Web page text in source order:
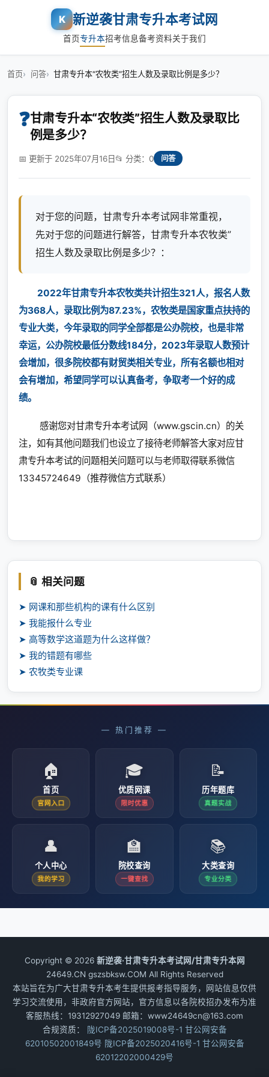
K 新逆袭甘肃专升本考试网
首页专升本招考信息备考资料关于我们
首页 问答 甘肃专升本“农牧类”招生人数及录取比例是多少？
❓甘肃专升本“农牧类”招生人数及录取比
例是多少？
📅 更新于 2025年07月16日📂 分类：0 问答
对于您的问题，甘肃专升本考试网非常重视，
先对于您的问题进行解答，甘肃专升本农牧类”
招生人数及录取比例是多少？：
2022年甘肃专升本农牧类共计招生321人，报名人数
为368人，录取比例为87.23%，农牧类是国家重点扶持的
专业大类，今年录取的同学全部都是公办院校，也是非常
幸运，公办院校最低分数线184分，2023年录取人数预计
会增加，很多院校都有财贸类相关专业，所有名额也相对
会有增加，希望同学可以认真备考，争取考一个好的成
绩。
感谢您对甘肃专升本考试网（www.gscin.cn）的关
注，如有其他问题我们也设立了接待老师解答大家对应甘
肃专升本考试的问题相关问题可以与老师取得联系微信
13345724649（推荐微信方式联系）
📎 相关问题
➤ 网课和那些机构的课有什么区别
➤ 我能报什么专业
➤ 高等数学这道题为什么这样做？
➤ 我的错题有哪些
➤ 农牧类专业课
— 热门推荐 —
🏠
首页
官网入口
🎓
优质网课
限时优惠
📝
历年题库
真题实战
👤
个人中心
我的学习
🏫
院校查询
一键查找
📚
大类查询
专业分类
Copyright © 2026 新逆袭·甘肃专升本考试网/甘肃专升本网
24649.CN gszsbksw.COM All Rights Reserved
本站旨在为广大甘肃专升本考生提供报考指导服务，网站信息仅供
学习交流使用，非政府官方网站，官方信息以各院校招办发布为准
客服热线：19312927049 邮箱：www24649cn@163.com
合规资质：
陇ICP备2025019008号-1 甘公网安备
62010502001849号 陇ICP备2025020416号-1 甘公网安备
62012202000429号